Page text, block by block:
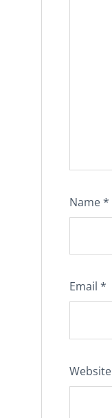
Name*
Email *
Website